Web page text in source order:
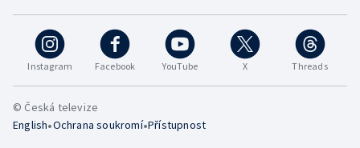
Instagram Facebook YouTube X Threads
© Česká televize
English•Ochrana soukromí•Přístupnost